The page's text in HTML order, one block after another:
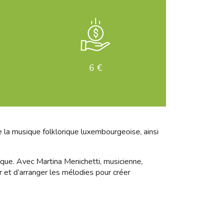
6 €
musique folklorique luxembourgeoise, ainsi
Avec Martina Menichetti, musicienne,
d’arranger les mélodies pour créer